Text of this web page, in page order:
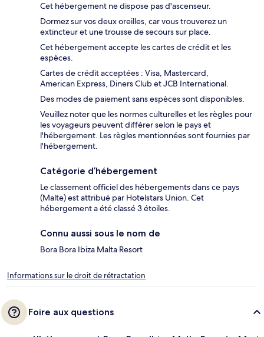
Cet hébergement ne dispose pas d'ascenseur.
Dormez sur vos deux oreilles, car vous trouverez un
extincteur et une trousse de secours sur place.
Cet hébergement accepte les cartes de crédit et les
espèces.
Cartes de crédit acceptées : Visa, Mastercard,
American Express, Diners Club et JCB International.
Des modes de paiement sans espèces sont disponibles.
Veuillez noter que les normes culturelles et les règles pour
les voyageurs peuvent différer selon le pays et
l'hébergement. Les règles mentionnées sont fournies par
l'hébergement.
Catégorie d’hébergement
Le classement officiel des hébergements dans ce pays
(Malte) est attribué par Hotelstars Union. Cet
hébergement a été classé 3 étoiles.
Connu aussi sous le nom de
Bora Bora Ibiza Malta Resort
Informations sur le droit de rétractation
Foire aux questions